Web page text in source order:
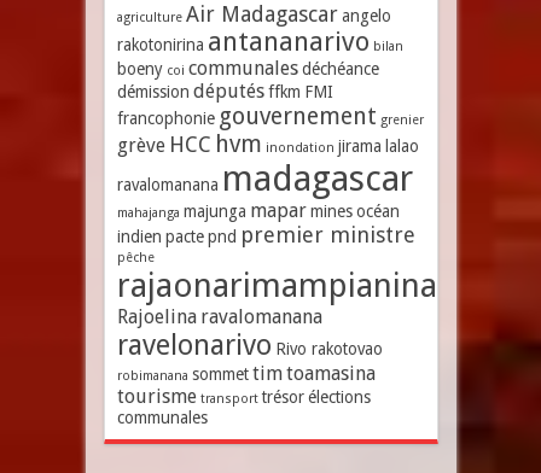
agriculture Air Madagascar angelo
rakotonirina antananarivo bilan
boeny coi communales déchéance
démission députés ffkm FMI
francophonie gouvernement grenier
grève HCC hvm inondation jirama lalao
ravalomanana madagascar
mahajanga majunga mapar mines océan
indien pacte pnd premier ministre
pêche
rajaonarimampianina
Rajoelina ravalomanana
ravelonarivo Rivo rakotovao
robimanana sommet timtoamasina
tourisme transport trésor élections
communales